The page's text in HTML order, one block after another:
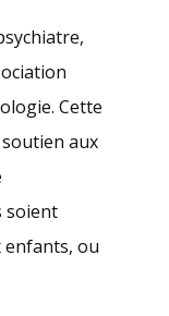
Cette
aux
soient
enfants, ou